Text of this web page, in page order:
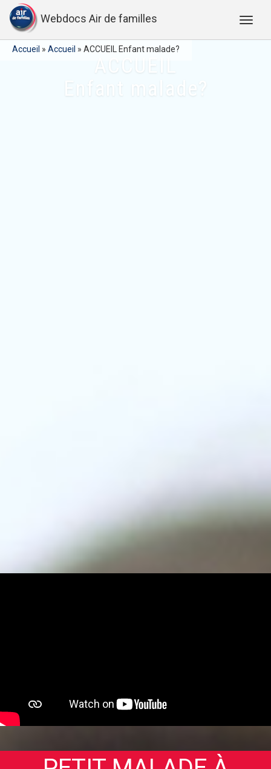
Webdocs Air de familles
Accueil » Accueil » ACCUEIL Enfant malade?
ACCUEIL
Enfant malade?